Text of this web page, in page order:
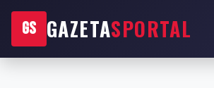
GS GAZETASPORTAL